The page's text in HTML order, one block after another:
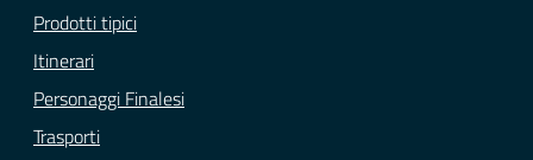
Prodotti tipici
Itinerari
Personaggi Finalesi
Trasporti